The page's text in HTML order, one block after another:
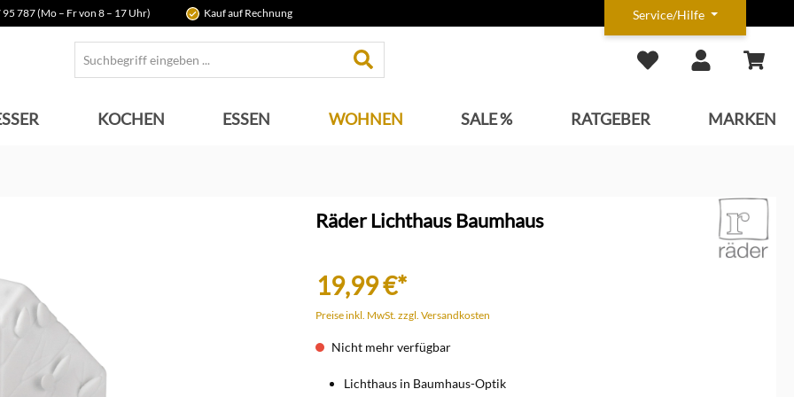
787 (Mo – Fr von 8 – 17 Uhr) Kauf auf Rechnung Service/Hilfe
KOCHEN ESSEN WOHNEN SALE % RATGEBER MARKEN
Räder Lichthaus Baumhaus
19,99 €*
Preise inkl. MwSt. zzgl. Versandkosten
Nicht mehr verfügbar
Lichthaus in Baumhaus-Optik